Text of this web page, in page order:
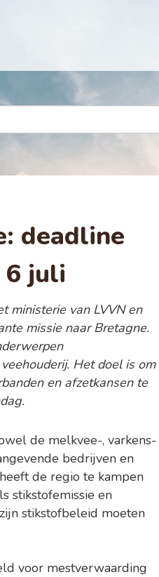
deadline
6 juli
ministerie van LVVN en
missie naar Bretagne.
Het doel is om
en afzetkansen te
de melkvee-, varkens-
bedrijven en
de regio te kampen
stikstofemissie en
stikstofbeleid moeten
voor mestverwaarding